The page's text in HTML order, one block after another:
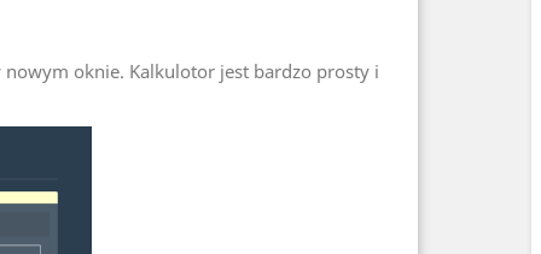
oknie. Kalkulotor jest bardzo prosty i